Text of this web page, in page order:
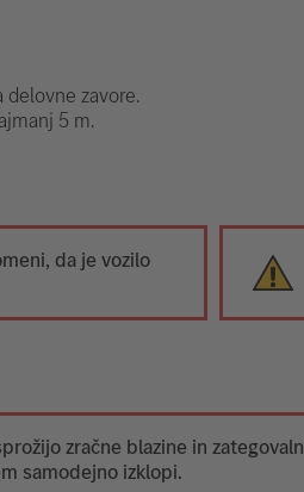
delovne zavore.
5 m.
da je vozilo
zračne blazine in
samodejno izklopi.